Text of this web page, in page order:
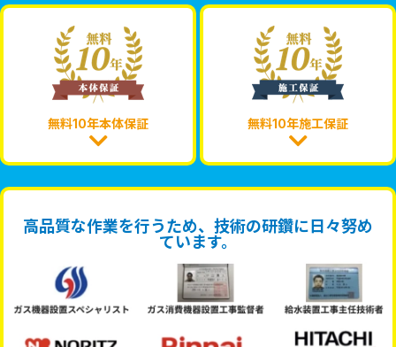
無料10年本体保証 無料10年施工保証
高品質な作業を行うため、技術の研鑽に日々努め
ています。